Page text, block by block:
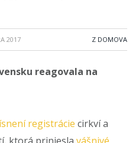
2017 Z DOMOVA
reagovala na
registrácie cirkví a